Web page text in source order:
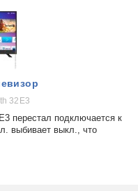
32E3
перестал подключается к
выбивает выкл., что